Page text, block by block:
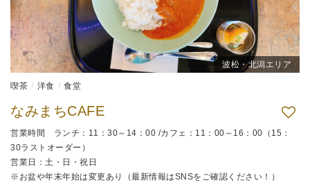
波松・北潟エリア
喫茶 洋食 食堂
なみまちCAFE
営業時間 ランチ：11：30～14：00 /カフェ：11：00～16：00（15：
30ラストオーダー）
営業日：土・日・祝日
※お盆や年末年始は変更あり（最新情報はSNSをご確認ください！）